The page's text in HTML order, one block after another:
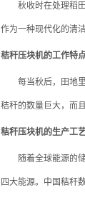
秋收时在处理稻田
作为一种现代化的清
秸秆压块机的工作特
每当秋后，田地里
秸秆的数量巨大，而
秸秆压块机的生产工
随着全球能源的储
四大能源。中国秸秆